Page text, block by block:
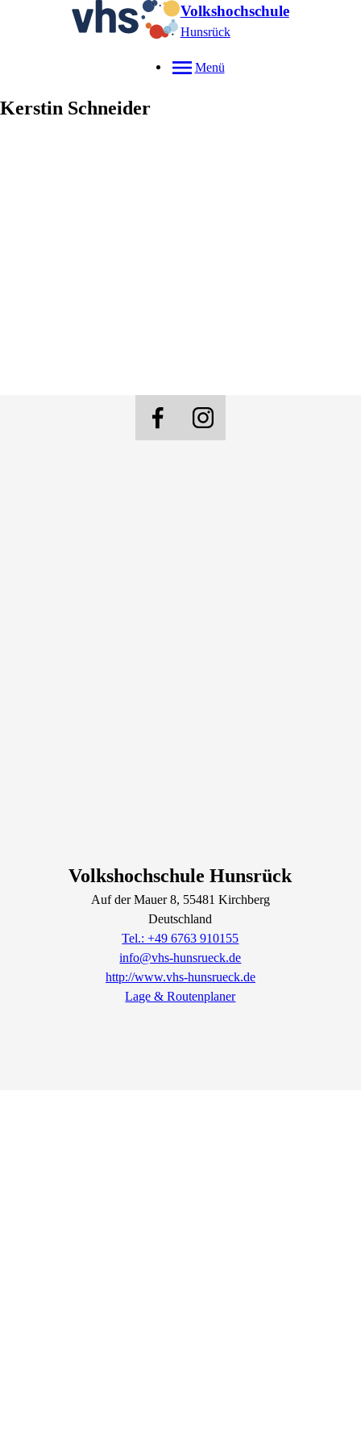
Volkshochschule
Hunsrück
Menü
Kerstin Schneider
Volkshochschule Hunsrück
Auf der Mauer8, 55481 Kirchberg
Deutschland
Tel.: +49 6763 910155
info@vhs-hunsrueck.de
http://www.vhs-hunsrueck.de
Lage & Routenplaner